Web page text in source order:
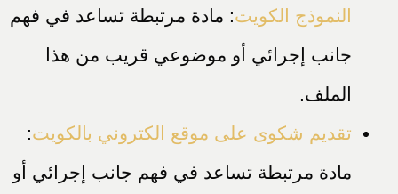
النموذج الكويت: مادة مرتبطة تساعد في فهم
جانب إجرائي أو موضوعي قريب من هذا
الملف.
تقديم شكوى على موقع الكتروني بالكويت:
مادة مرتبطة تساعد في فهم جانب إجرائي أو